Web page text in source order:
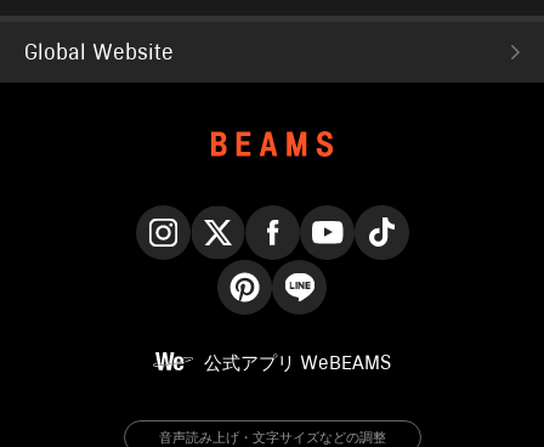
Global Website
公式アプリ WeBEAMS
音声読み上げ・文字サイズなどの調整